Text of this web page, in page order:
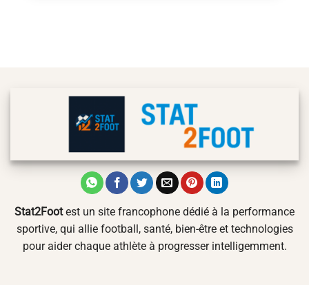
Stat2Footest un site francophone dédié à la performance
sportive, qui allie football, santé, bien-être et technologies
pour aider chaque athlète à progresser intelligemment.